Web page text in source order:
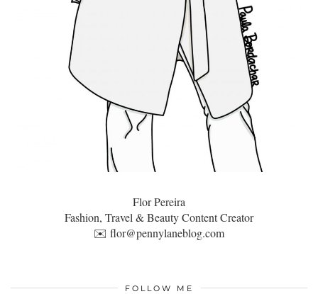
Flor Pereira
Fashion, Travel & Beauty Content Creator
✉️ flor@pennylaneblog.com
FOLLOW ME